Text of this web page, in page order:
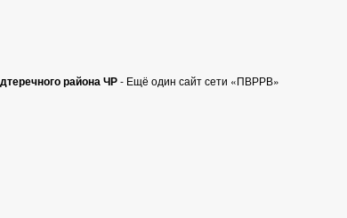
района ЧР- Ещё один сайт сети «ПВРРВ»